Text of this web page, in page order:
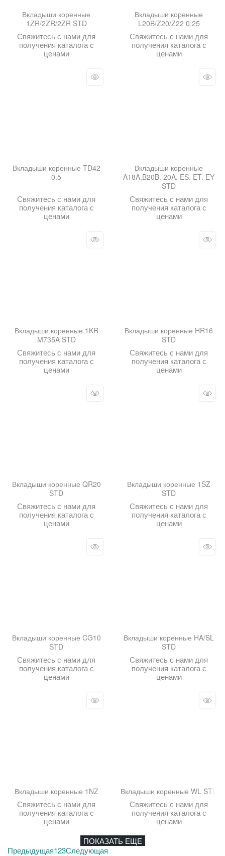
Вкладыши коренные
1ZR/2ZR/2ZR STD
Свяжитесь с нами для
получения каталога с
ценами
Вкладыши коренные
L20B/Z20/Z22 0.25
Свяжитесь с нами для
получения каталога с
ценами
Вкладыши коренные TD42
0.5
Свяжитесь с нами для
получения каталога с
ценами
Вкладыши коренные
A18A.B20B. 20A. ES. ET. EY
STD
Свяжитесь с нами для
получения каталога с
ценами
Вкладыши коренные 1KR
M735A STD
Свяжитесь с нами для
получения каталога с
ценами
Вкладыши коренные HR16
STD
Свяжитесь с нами для
получения каталога с
ценами
Вкладыши коренные QR20
STD
Свяжитесь с нами для
получения каталога с
ценами
Вкладыши коренные 1SZ
STD
Свяжитесь с нами для
получения каталога с
ценами
Вкладыши коренные CG10
STD
Свяжитесь с нами для
получения каталога с
ценами
Вкладыши коренные HA/SL
STD
Свяжитесь с нами для
получения каталога с
ценами
Вкладыши коренные 1NZ
Свяжитесь с нами для
получения каталога с
ценами
Вкладыши коренные WL STD
Свяжитесь с нами для
получения каталога с
ценами
ПОКАЗАТЬ ЕЩЕ
Предыдущая123Следующая